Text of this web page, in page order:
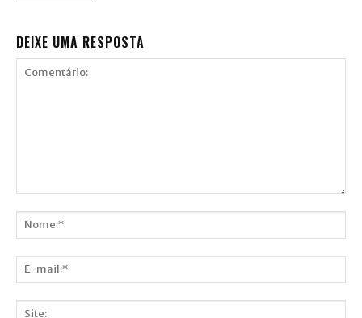
DEIXE UMA RESPOSTA
mail:*